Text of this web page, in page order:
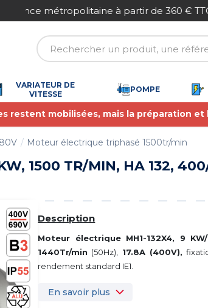
Paiement sécurisé
VARIATEUR DE
VITESSE
POMPE
restent mobilisées, mais la préparation
Moteur électrique triphasé 1500tr/min
1500 TR/MIN, HA 132,
Description
Moteur électrique MH1-132X4, 9 KW/
1440Tr/min (50Hz), 17.8A (400V),
rendement standard IE1.
En savoir plus